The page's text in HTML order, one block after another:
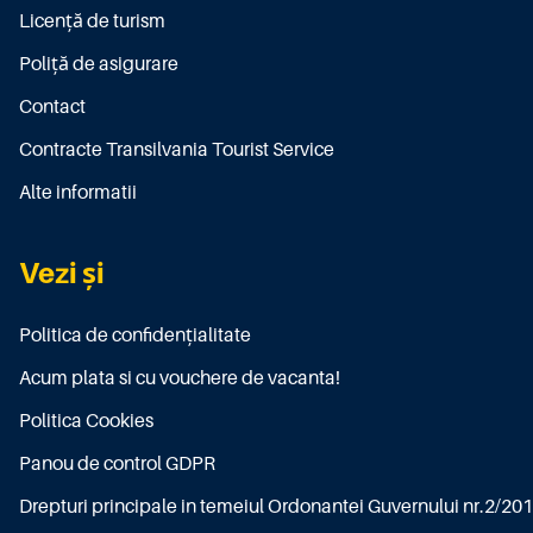
Licenţă de turism
Poliţă de asigurare
Contact
Contracte Transilvania Tourist Service
Alte informatii
Vezi și
Politica de confidențialitate
Acum plata si cu vouchere de vacanta!
Politica Cookies
Panou de control GDPR
Drepturi principale in temeiul Ordonantei Guvernului nr.2/